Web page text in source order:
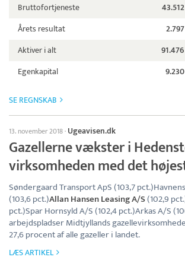
Bruttofortjeneste 43.512
Årets resultat
2.797
Aktiver i alt
91.476
Egenkapital
9.230
SE REGNSKAB
13. november 2018· Ugeavisen.dk
Gazellerne vækster i
virksomheden med det
Søndergaard Transport ApS (103,7
(103,6 pct.)Allan Hansen Leasing A/S(102,9
pct.)Spar Hornsyld A/S (102,4 pct.)Arkas A/S
arbejdspladser Midtjyllands
27,6 procent af alle gazeller i landet.
LÆS ARTIKEL